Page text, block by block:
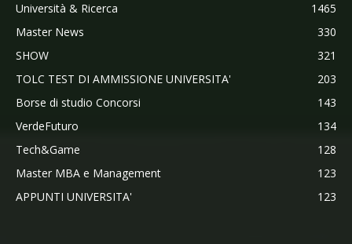
Università & Ricerca
1465
Master News
330
SHOW
321
TOLC TEST DI AMMISSIONE UNIVERSITA'
203
Borse di studio Concorsi
143
VerdeFuturo
134
Tech&Game
128
Master MBA e Management
123
APPUNTI UNIVERSITA'
123